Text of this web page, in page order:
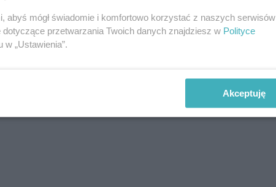
abyś mógł świadomie i komfortowo korzystać z naszych serwisów
dotyczące przetwarzania Twoich danych znajdziesz w Polityce
w „Ustawienia”.
Akceptuję